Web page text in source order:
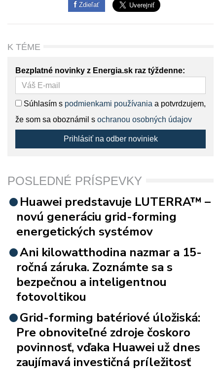
Zdieľať
K TÉME
Bezplatné novinky z Energia.sk raz týždenne:
Súhlasím s podmienkami používania a potvrdzujem,
že som sa oboznámil s ochranou osobných údajov
Prihlásiť na odber noviniek
POSLEDNÉ PRÍSPEVKY
Huawei predstavuje LUTERRA™ –
novú generáciu grid-forming
energetických systémov
Ani kilowatthodina nazmar a 15-
ročná záruka. Zoznámte sa s
bezpečnou a inteligentnou
fotovoltikou
Grid-forming batériové úložiská:
Pre obnoviteľné zdroje čoskoro
povinnosť, vďaka Huawei už dnes
zaujímavá investičná príležitosť